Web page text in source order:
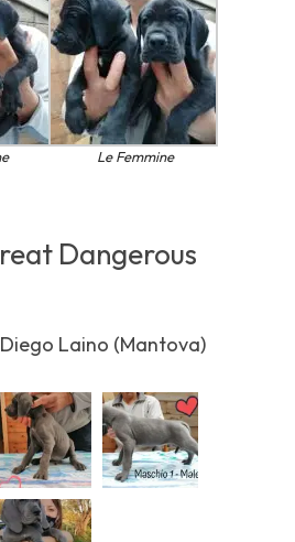
Le Femmine
Dangerous
Laino (Mantova)